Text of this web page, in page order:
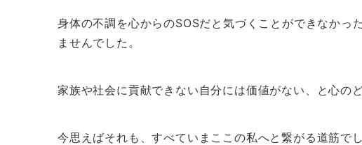
身体の不調を心からのSOSだと気づくことができなか
ませんでした。
家族や社会に貢献できない自分には価値がない、と心の
今思えばそれも、すべていまここの私へと繋がる道筋で